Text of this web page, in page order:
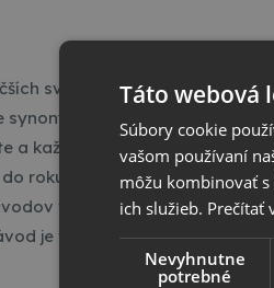
svetových výrobcov v
synonymom pre nemeckú
a každý deň urobia životy
do roku 1855. Výroba
v nemeckom
je v Malajzii v Johor Bahru.
Táto webová
Súbory cookie
vašom používaní
môžu kombinovať
ich služieb. Prečítať
Nevyhnutne
potrebné